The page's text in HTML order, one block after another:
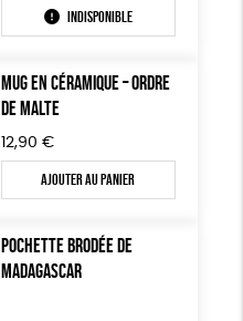
Indisponible
MUG EN CÉRAMIQUE – ORDRE
DE MALTE
12,90 €
Ajouter au panier
POCHETTE BRODÉE DE
MADAGASCAR